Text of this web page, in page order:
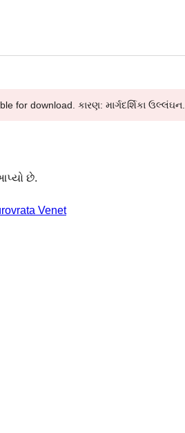
for download. કારણ: માર્ગદર્શિકા ઉલ્લંઘન.
છે.
Venet